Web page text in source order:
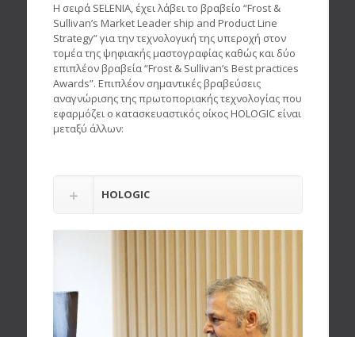
Η σειρά SELENIA, έχει λάβει το βραβείο “Frost &
Sullivan’s Market Leader ship and Product Line
Strategy” για την τεχνολογική της υπεροχή στον
τομέα της ψηφιακής μαστογραφίας καθώς και δύο
επιπλέον βραβεία “Frost & Sullivan’s Best practices
Awards”. Επιπλέον σημαντικές βραβεύσεις
αναγνώρισης της πρωτοποριακής τεχνολογίας που
εφαρμόζει ο κατασκευαστικός οίκος HOLOGIC είναι
μεταξύ άλλων:
HOLOGIC